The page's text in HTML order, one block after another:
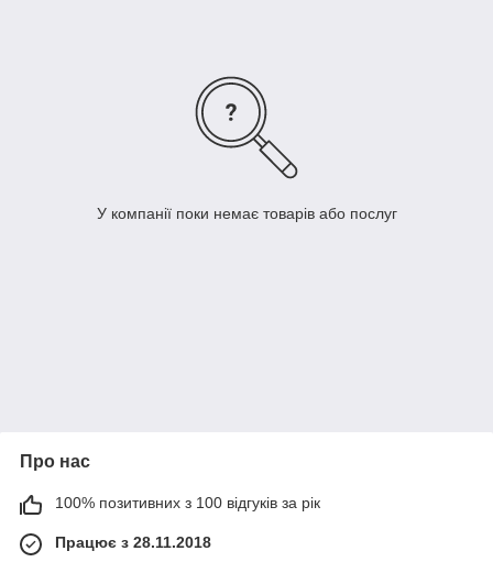
У компанії поки немає товарів або послуг
Про нас
100% позитивних з 100 відгуків за рік
Працює з 28.11.2018